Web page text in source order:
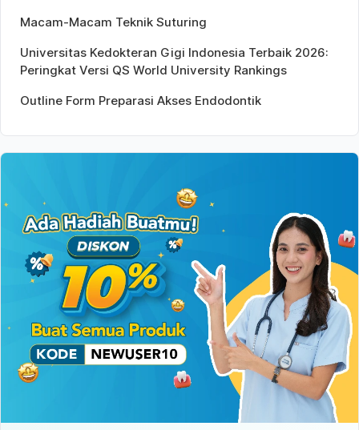
Macam-Macam Teknik Suturing
Universitas Kedokteran Gigi Indonesia Terbaik 2026:
Peringkat Versi QS World University Rankings
Outline Form Preparasi Akses Endodontik